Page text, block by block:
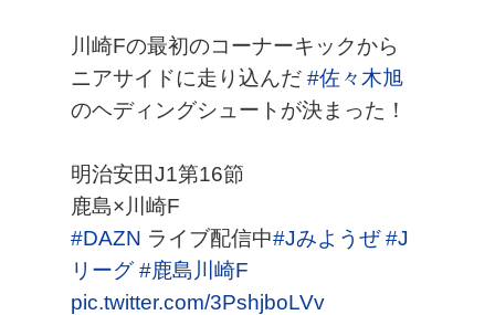
川崎Fの最初のコーナーキックから
ニアサイドに走り込んだ#佐々木旭
のヘディングシュートが決まった！
明治安田J1第16節
鹿島×川崎F
#DAZN ライブ配信中#Jみようぜ #J
リーグ #鹿島川崎F
pic.twitter.com/3PshjboLVv